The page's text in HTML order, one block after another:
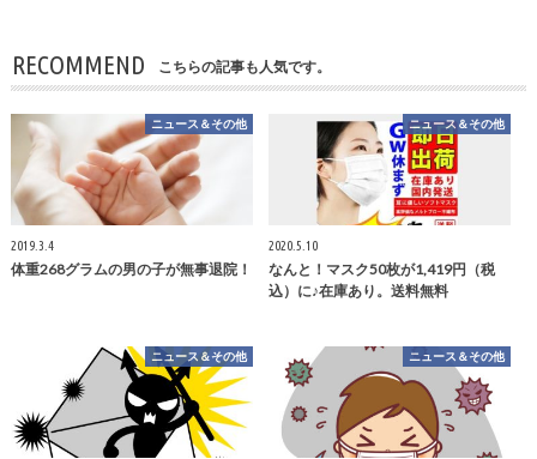
RECOMMEND こちらの記事も人気です。
ニュース＆その他
2019.3.4
体重268グラムの男の子が無事退院！
ニュース＆その他
2020.5.10
なんと！マスク50枚が1,419円（税
込）に♪在庫あり。送料無料
ニュース＆その他 ニュース＆その他